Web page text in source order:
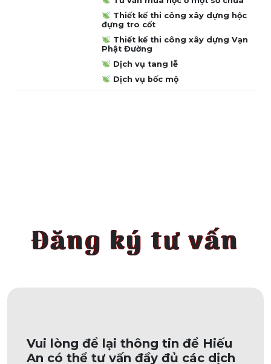
Thiết kế thi công xây dựng hộc
đựng tro cốt
Thiết kế thi công xây dựng Vạn
Phật Đường
Dịch vụ tang lễ
Dịch vụ bốc mộ
Đăng ký tư vấn
Vui lòng để lại thông tin để Hiếu
An có thể tư vấn đầy đủ các dịch